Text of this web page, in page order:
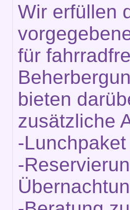
Wir erfüllen
für
bieten
zusätzliche
-
-